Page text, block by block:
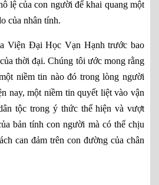
lệ của con người để khai quang một
của nhân tính.
Viện Đại Học Vạn Hạnh trước bao
thời đại. Chúng tôi ước mong rằng
niềm tin nào đó trong lòng người
nay, một niềm tin quyết liệt vào vận
tộc trong ý thức thể hiện và vượt
bản tính con người mà có thể chịu
can đảm trên con đường của chân